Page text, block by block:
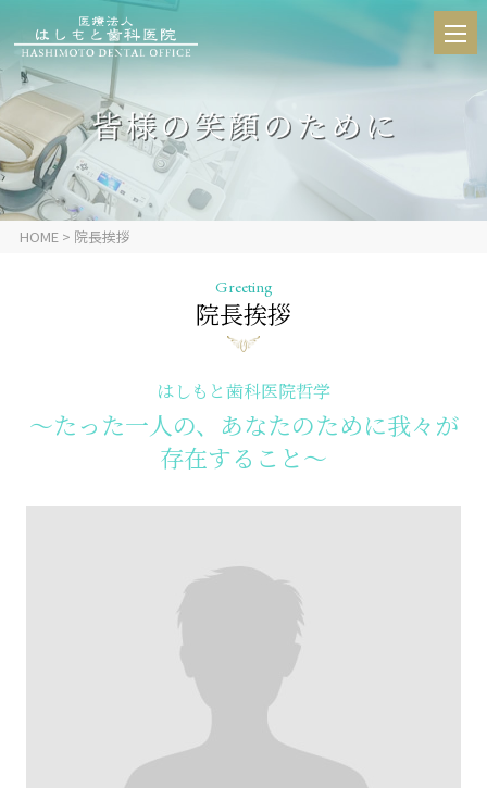
HOME> 院長挨拶
Greeting
院長挨拶
はしもと歯科医院哲学
～たった一人の、あなたのために我々が
存在すること～